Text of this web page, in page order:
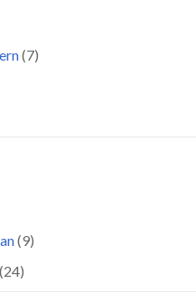
(7)
(9)
(24)